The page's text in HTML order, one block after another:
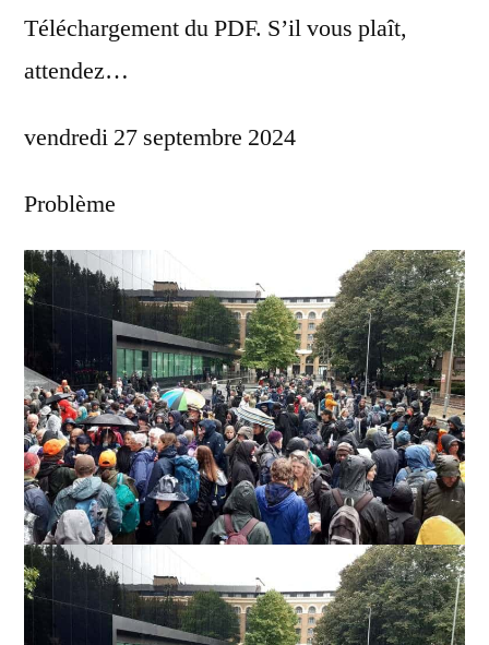
Téléchargement du PDF. S’il vous plaît,
attendez…
vendredi 27 septembre 2024
Problème